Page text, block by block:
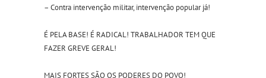
– Contra intervenção militar, intervenção popular já!
É PELA BASE! É RADICAL! TRABALHADOR TEM QUE
FAZER GREVE GERAL!
MAIS FORTES SÃO OS PODERES DO POVO!